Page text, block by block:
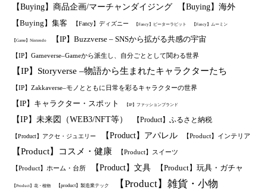
【Buying】商品企画/マーチャンダイジング
【Buying】海外
【Buying】集客
【Fancy】ディズニー 【Fancy】ピーターラビット 【Fancy】ムーミン
【Game】Nintendo 【IP】Buzzverse – SNSから拡がる共感の宇宙
【IP】Gameverse–Gameから派生し、自分ごととして関わる世界
【IP】Storyverse –物語から生まれたキャラクターたち
【IP】Zakkaverse–モノとともに日常を彩るキャラクターの世界
【IP】キャラクター・スポット 【IP】ファッションブランド
【IP】未来図（WEB3/NFT等） 【Product】ふるさと納税
【Product】アクセ・ジュエリー 【Product】アパレル 【Product】インテリア
【Product】コスメ・健康 【Product】スイーツ
【Product】ホーム・台所 【Product】文具 【Product】玩具・ガチャ
【Product】花・植物 【product】製造業テック 【Product】雑貨・小物